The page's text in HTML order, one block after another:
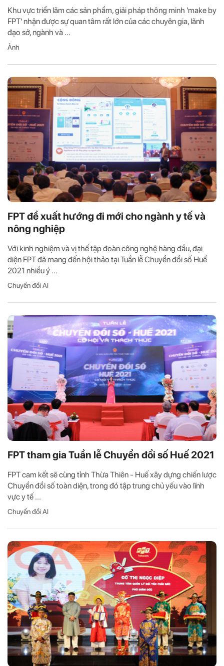
Khu vực triển lãm các sản phẩm, giải pháp thông minh 'make by
FPT' nhận được sự quan tâm rất lớn của các chuyên gia, lãnh
đạo sở, ngành và ...
Ảnh
FPT đề xuất hướng đi mới cho ngành y tế và
nông nghiệp
Với kinh nghiệm và vị thế tập đoàn công nghệ hàng đầu, đại
diện FPT đã mang đến hội thảo tại Tuần lễ Chuyển đổi số Huế
2021 nhiều ý ...
Chuyển đổi AI
FPT tham gia Tuần lễ Chuyển đổi số Huế 2021
FPT cam kết sẽ cùng tỉnh Thừa Thiên - Huế xây dựng chiến lược
Chuyển đổi số toàn diện, trong đó tập trung chủ yếu vào lĩnh
vực y tế ...
Chuyển đổi AI